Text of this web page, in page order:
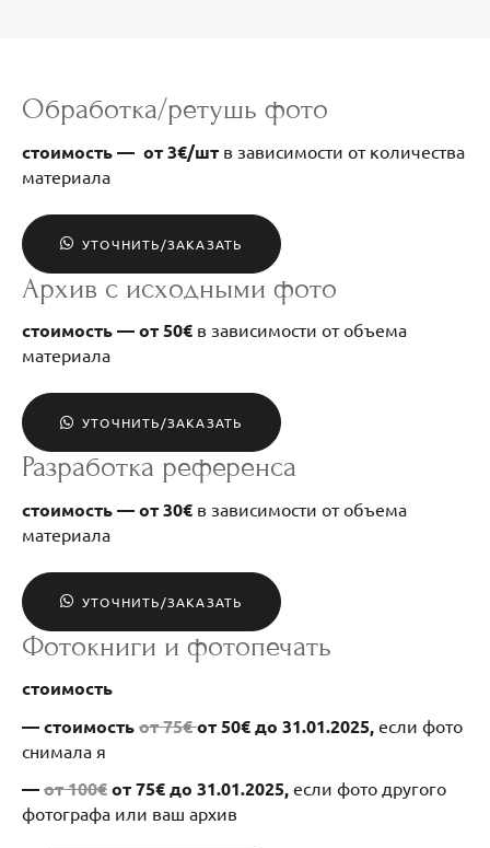
Обработка/ретушь фото
стоимость — от 3€/шт в зависимости от количества
материала
УТОЧНИТЬ/ЗАКАЗАТЬ
Архив с исходными фото
стоимость — от 50€ в зависимости от объема
материала
УТОЧНИТЬ/ЗАКАЗАТЬ
Разработка референса
стоимость — от 30€ в зависимости от объема
материала
УТОЧНИТЬ/ЗАКАЗАТЬ
Фотокниги и фотопечать
стоимость
— стоимостьот75€от 50€ до 31.01.2025, если фото
снимала я
—от 100€от 75€ до 31.01.2025, если фото другого
фотографа или ваш архив